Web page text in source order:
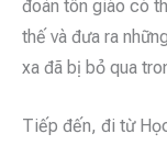
đoàn tôn giáo có
thế và đưa ra
xa đã bị bỏ qua
Tiếp đến, đi từ